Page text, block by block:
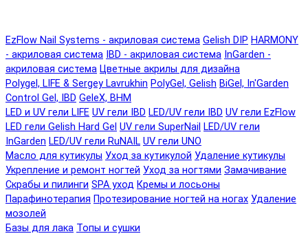
EzFlow Nail Systems - акриловая система Gelish DIP HARMONY
- акриловая система IBD - акриловая система InGarden -
акриловая система Цветные акрилы для дизайна
Polygel, LIFE & Sergey Lavrukhin PolyGel, Gelish BiGel, In'Garden
Control Gel, IBD GeleX, BHM
LED и UV гели LIFE UV гели IBD LED/UV гели IBD UV гели EzFlow
LED гели Gelish Hard Gel UV гели SuperNail LED/UV гели
InGarden LED/UV гели RuNAIL UV гели UNO
Масло для кутикулы Уход за кутикулой Удаление кутикулы
Укрепление и ремонт ногтей Уход за ногтями Замачивание
Скрабы и пилинги SPA уход Кремы и лосьоны
Парафинотерапия Протезирование ногтей на ногах Удаление
мозолей
Базы для лака Топы и сушки